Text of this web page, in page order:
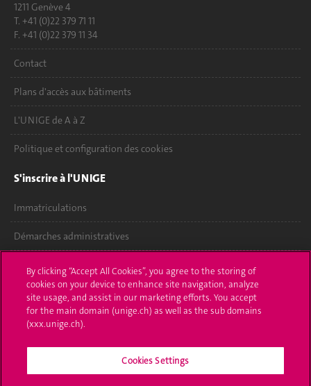
1211 Genève 4
T. +41 (0)22 379 71 11
F. +41 (0)22 379 11 34
Contact
Plans d'accès aux bâtiments
L'UNIGE de A à Z
Politique et configuration des cookies
S'inscrire à l'UNIGE
Immatriculations
Démarches administratives
Poser une question
L'UNIGE vous informe
UNIGE Mobile
Médias
By clicking “Accept All Cookies”, you agree to the storing of
cookies on your device to enhance site navigation, analyze
site usage, and assist in our marketing efforts. You accept
for the main domain (unige.ch) as well as the sub domains
(xxx.unige.ch).
Cookies Settings